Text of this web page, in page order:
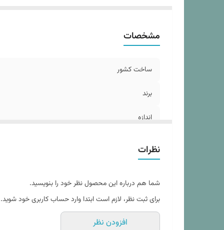
مشخصات
ساخت کشور
برند
اندازه
ارتفاع ایده آل تشک
دستورالعمل شستشو
نظرات
شما هم درباره این محصول نظر خود را بنویسید.
برای ثبت نظر، لازم است ابتدا وارد حساب کاربری خود شوید.
افزودن نظر